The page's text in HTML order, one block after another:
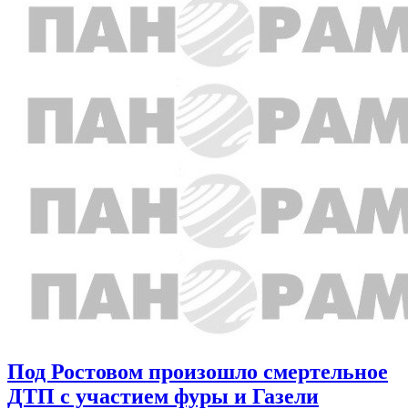
Под Ростовом произошло смертельное
ДТП с участием фуры и Газели